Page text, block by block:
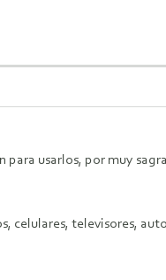
para usarlos, por muy
celulares, televisores,